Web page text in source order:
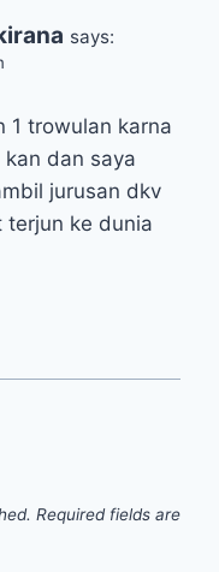
says:
1 trowulan karna
dan saya
jurusan dkv
terjun ke dunia
Required fields are